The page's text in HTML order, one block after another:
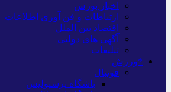
اخبار بورس
ارتباطات و فن آوری اطلاعات
اقتصاد بین الملل
آگهی های دولتی
تبلیغات
*ورزش
فوتبال
باشگاه پرسپولیس